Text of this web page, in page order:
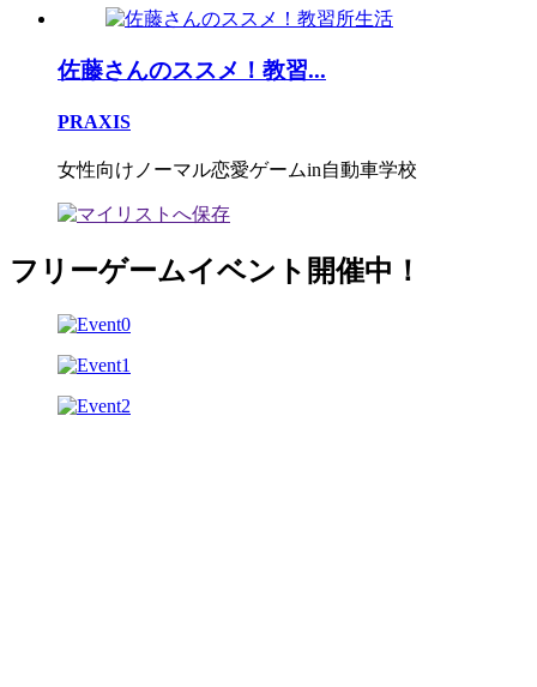
佐藤さんのススメ！教習...
PRAXIS
女性向けノーマル恋愛ゲームin自動車学校
フリーゲームイベント開催中！